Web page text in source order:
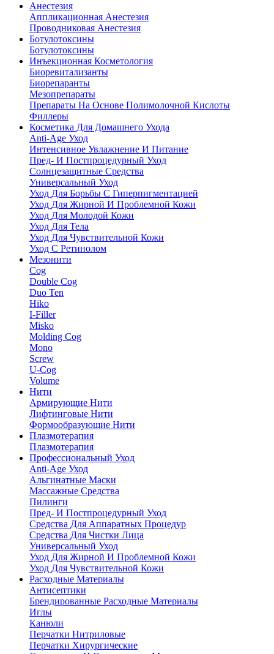
Анестезия
Аппликационная Анестезия
Проводниковая Анестезия
Ботулотоксины
Ботулотоксины
Инъекционная Косметология
Биоревитализанты
Биорепаранты
Мезопрепараты
Препараты На Основе Полимолочной Кислоты
Филлеры
Косметика Для Домашнего Ухода
Anti-Age Уход
Интенсивное Увлажнение И Питание
Пред- И Постпроцедурный Уход
Солнцезащитные Средства
Универсальный Уход
Уход Для Борьбы С Гиперпигментацией
Уход Для Жирной И Проблемной Кожи
Уход Для Молодой Кожи
Уход Для Тела
Уход Для Чувствительной Кожи
Уход С Ретинолом
Мезонити
Cog
Double Cog
Duo Ten
Hiko
I-Filler
Misko
Molding Cog
Mono
Screw
U-Cog
Volume
Нити
Армирующие Нити
Лифтинговые Нити
Формообразующие Нити
Плазмотерапия
Плазмотерапия
Профессиональный Уход
Anti-Age Уход
Альгинатные Маски
Массажные Средства
Пилинги
Пред- И Постпроцедурный Уход
Средства Для Аппаратных Процедур
Средства Для Чистки Лица
Универсальный Уход
Уход Для Жирной И Проблемной Кожи
Уход Для Чувствительной Кожи
Расходные Материалы
Антисептики
Брендированные Расходные Материалы
Иглы
Канюли
Перчатки Нитриловые
Перчатки Хирургические